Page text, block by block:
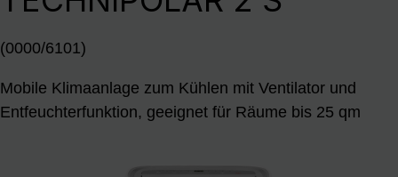
(0000/6101)
Mobile Klimaanlage zum Kühlen mit Ventilator und
Entfeuchterfunktion, geeignet für Räume bis 25 qm